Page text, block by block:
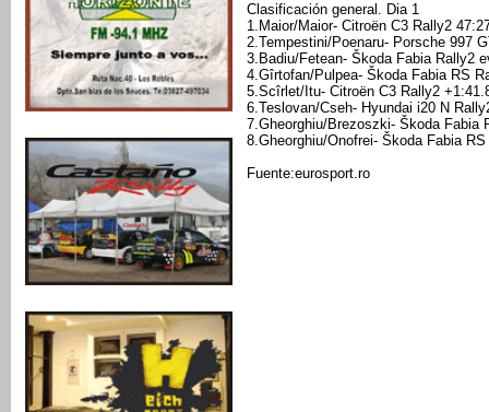
Clasificación general. Dia 1
1.Maior/Maior- Citroën C3 Rally2
2.Tempestini/Poenaru- Porsche 997
3.Badiu/Fetean- Škoda Fabia Rally2
4.Gîrtofan/Pulpea- Škoda Fabia RS
5.Scîrlet/Itu- Citroën C3 Rally2
6.Teslovan/Cseh- Hyundai i20 N
7.Gheorghiu/Brezoszki- Škoda Fabia
8.Gheorghiu/Onofrei- Škoda Fabia
Fuente:eurosport.ro